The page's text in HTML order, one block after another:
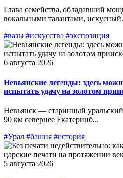
Глава семейства, обладавший
вокальными талантами,
#вазы #искусство #экспозиция
6 августа 2026
Невьянские легенды: здесь
испытать удачу на золотом
Невьянск — старинный
90 км севернее Екатеринб...
#Урал #башня #история
5 августа 2026